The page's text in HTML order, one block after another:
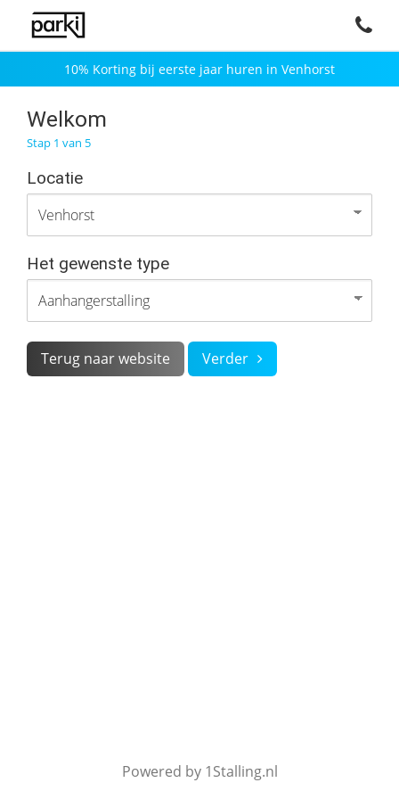
10% Korting bij eerste jaar huren in Venhorst
Welkom
Stap 1 van 5
Locatie
Het gewenste type
Terug naar website Verder
Powered by 1Stalling.nl